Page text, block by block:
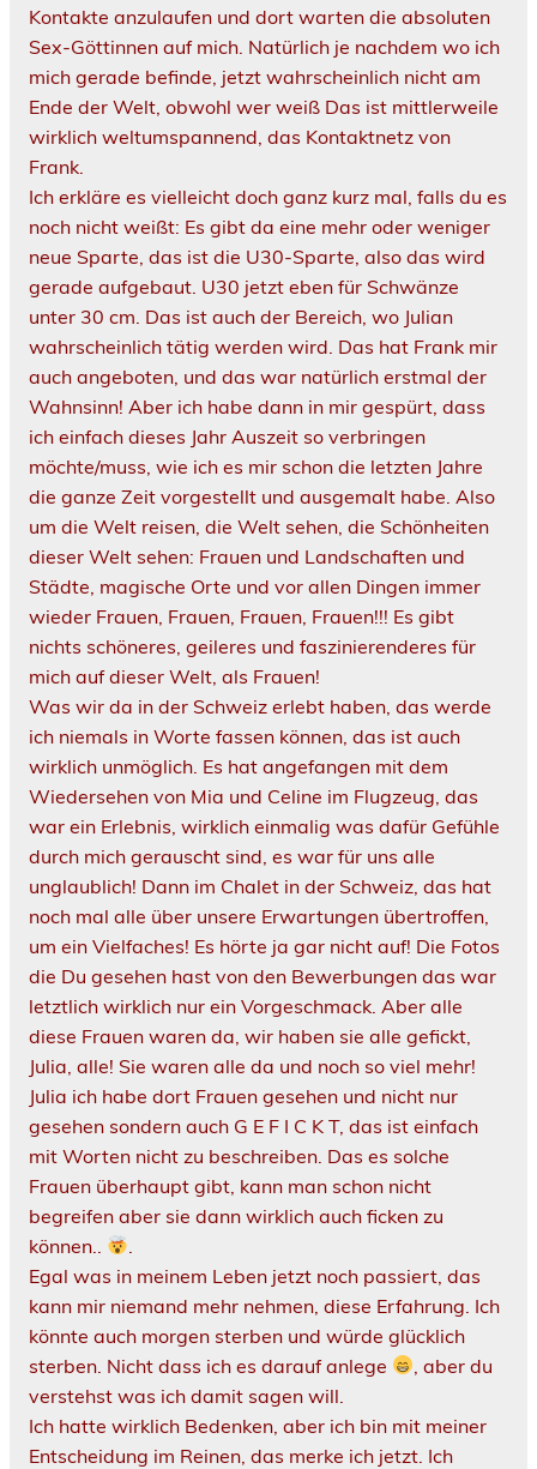
Kontakte anzulaufen und dort warten die absoluten
Sex-Göttinnen auf mich. Natürlich je nachdem wo ich
mich gerade befinde, jetzt wahrscheinlich nicht am
Ende der Welt, obwohl wer weiß Das ist mittlerweile
wirklich weltumspannend, das Kontaktnetz von
Frank.
Ich erkläre es vielleicht doch ganz kurz mal, falls du es
noch nicht weißt: Es gibt da eine mehr oder weniger
neue Sparte, das ist die U30-Sparte, also das wird
gerade aufgebaut. U30 jetzt eben für Schwänze
unter 30 cm. Das ist auch der Bereich, wo Julian
wahrscheinlich tätig werden wird. Das hat Frank mir
auch angeboten, und das war natürlich erstmal der
Wahnsinn! Aber ich habe dann in mir gespürt, dass
ich einfach dieses Jahr Auszeit so verbringen
möchte/muss, wie ich es mir schon die letzten Jahre
die ganze Zeit vorgestellt und ausgemalt habe. Also
um die Welt reisen, die Welt sehen, die Schönheiten
dieser Welt sehen: Frauen und Landschaften und
Städte, magische Orte und vor allen Dingen immer
wieder Frauen, Frauen, Frauen, Frauen!!! Es gibt
nichts schöneres, geileres und faszinierenderes für
mich auf dieser Welt, als Frauen!
Was wir da in der Schweiz erlebt haben, das werde
ich niemals in Worte fassen können, das ist auch
wirklich unmöglich. Es hat angefangen mit dem
Wiedersehen von Mia und Celine im Flugzeug, das
war ein Erlebnis, wirklich einmalig was dafür Gefühle
durch mich gerauscht sind, es war für uns alle
unglaublich! Dann im Chalet in der Schweiz, das hat
noch mal alle über unsere Erwartungen übertroffen,
um ein Vielfaches! Es hörte ja gar nicht auf! Die Fotos
die Du gesehen hast von den Bewerbungen das war
letztlich wirklich nur ein Vorgeschmack. Aber alle
diese Frauen waren da, wir haben sie alle gefickt,
Julia, alle! Sie waren alle da und noch so viel mehr!
Julia ich habe dort Frauen gesehen und nicht nur
gesehen sondern auch G E F I C K T, das ist einfach
mit Worten nicht zu beschreiben. Das es solche
Frauen überhaupt gibt, kann man schon nicht
begreifen aber sie dann wirklich auch ficken zu
können..
Egal was in meinem Leben jetzt noch passiert, das
kann mir niemand mehr nehmen, diese Erfahrung. Ich
könnte auch morgen sterben und würde glücklich
sterben. Nicht dass ich es darauf anlege
, aber du
verstehst was ich damit sagen will.
Ich hatte wirklich Bedenken, aber ich bin mit meiner
Entscheidung im Reinen, das merke ich jetzt. Ich